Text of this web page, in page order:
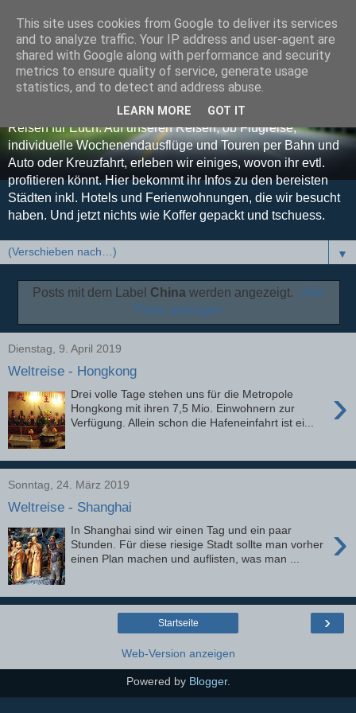
Koffer gepackt und
tschuess
Euer Reise-Blog - Unsere Erfahrungen, Tipps und Tricks auf
Reisen für Euch. Auf unseren Reisen, ob Flugreise,
individuelle Wochenendausflüge und Touren per Bahn und
Auto oder Kreuzfahrt, erleben wir einiges, wovon ihr evtl.
profitieren könnt. Hier bekommt ihr Infos zu den bereisten
Städten inkl. Hotels und Ferienwohnungen, die wir besucht
haben. Und jetzt nichts wie Koffer gepackt und tschuess.
▼
Posts mit dem Label Chinawerden angezeigt.
Alle
Posts anzeigen
Dienstag, 9. April 2019
Weltreise - Hongkong
›
Drei volle Tage stehen uns für die Metropole
Hongkong mit ihren 7,5 Mio. Einwohnern zur
Verfügung. Allein schon die Hafeneinfahrt ist ei...
Sonntag, 24. März 2019
Weltreise - Shanghai
›
In Shanghai sind wir einen Tag und ein paar
Stunden. Für diese riesige Stadt sollte man vorher
einen Plan machen und auflisten, was man ...
›
Startseite
Web-Version anzeigen
Powered by Blogger.
This site uses cookies from Google to deliver its services
and to analyze traffic. Your IP address and user-agent are
shared with Google along with performance and security
metrics to ensure quality of service, generate usage
statistics, and to detect and address abuse.
LEARN MORE GOT IT